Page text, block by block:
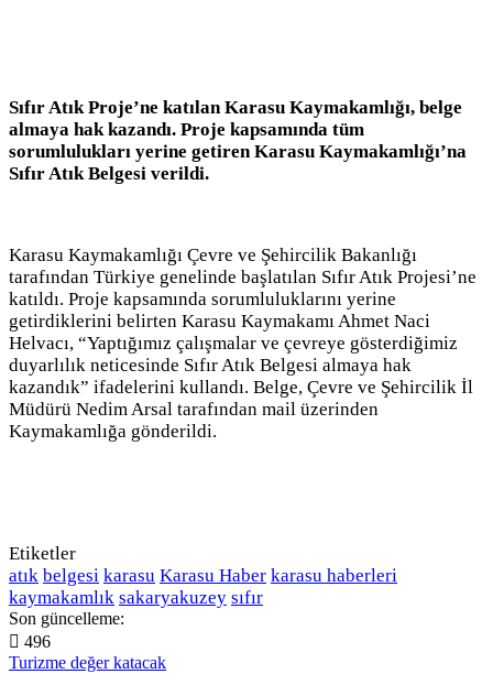
Sıfır Atık Proje’ne katılan Karasu Kaymakamlığı, belge
almaya hak kazandı. Proje kapsamında tüm
sorumlulukları yerine getiren Karasu Kaymakamlığı’na
Sıfır Atık Belgesi verildi.
Karasu Kaymakamlığı Çevre ve Şehircilik Bakanlığı
tarafından Türkiye genelinde başlatılan Sıfır Atık Projesi’ne
katıldı. Proje kapsamında sorumluluklarını yerine
getirdiklerini belirten Karasu Kaymakamı Ahmet Naci
Helvacı, “Yaptığımız çalışmalar ve çevreye gösterdiğimiz
duyarlılık neticesinde Sıfır Atık Belgesi almaya hak
kazandık” ifadelerini kullandı. Belge, Çevre ve Şehircilik İl
Müdürü Nedim Arsal tarafından mail üzerinden
Kaymakamlığa gönderildi.
Etiketler
atık belgesi karasu Karasu Haber karasu haberleri
kaymakamlık sakaryakuzey sıfır
Son güncelleme:
496
Turizme değer katacak